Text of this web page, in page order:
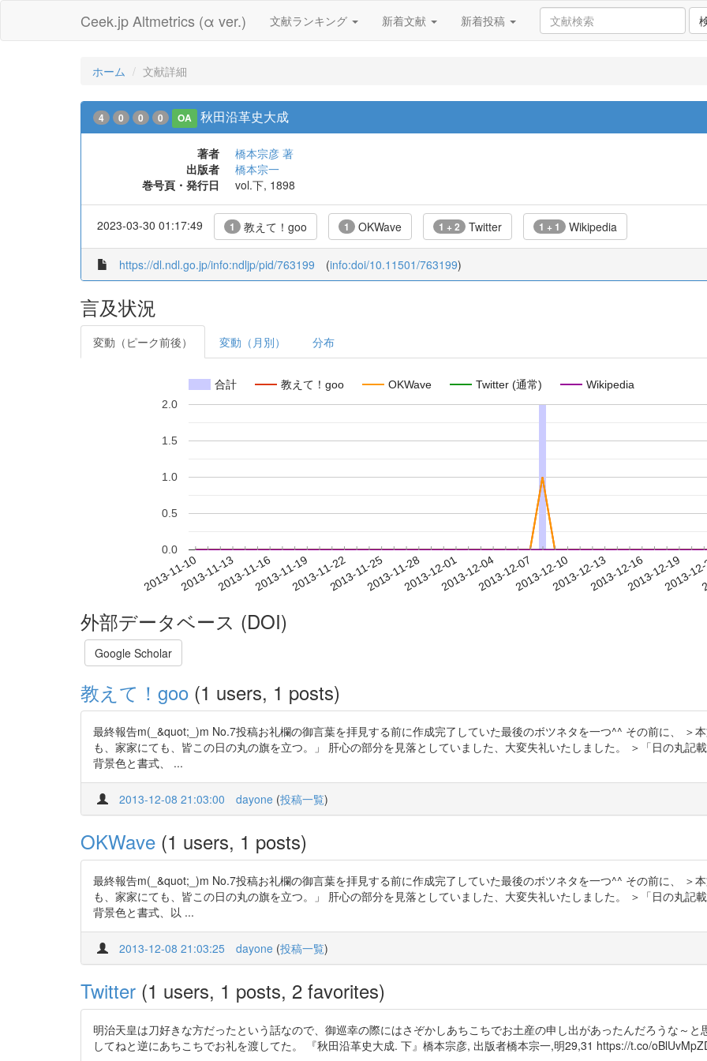
Ceek.jp Altmetrics (α ver.) 文献ランキング 新着文献 新着投稿
ホーム 文献詳細
4 0 0 0 OA 秋田沿革史大成
著者
橋本宗彦 著
出版者
橋本宗一
巻号頁・発行日
vol.下, 1898
2023-03-30 01:17:49 1 教えて！goo 1 OKWave 1 + 2 Twitter 1 + 1 Wikipedia
https://dl.ndl.go.jp/info:ndljp/pid/763199 (info:doi/10.11501/763199)
言及状況
変動（ピーク前後） 変動（月別） 分布
合計 教えて！goo OKWave Twitter (通常) Wikipedia
2013-11-102013-11-132013-11-162013-11-192013-11-222013-11-252013-11-282013-12-012013-12-042013-12-072013-12-102013-12-132013-12-162013-12-19
2013-
0.0
0.5
1.0
1.5
2.0
外部データベース (DOI)
Google Scholar
教えて！goo (1 users, 1 posts)
最終報告m(_&quot;_)m No.7投稿お礼欄の御言葉を拝見する前に作成完了していた最後のボツネタを一つ^^ その前に、 ＞
も、家家にても、皆この日の丸の旗を立つ。」 肝心の部分を見落としていました、大変失礼いたしました。 ＞「日の丸記
背景色と書式、 ...
2013-12-08 21:03:00 dayone (投稿一覧)
OKWave (1 users, 1 posts)
最終報告m(_&quot;_)m No.7投稿お礼欄の御言葉を拝見する前に作成完了していた最後のボツネタを一つ^^ その前に、 ＞
も、家家にても、皆この日の丸の旗を立つ。」 肝心の部分を見落としていました、大変失礼いたしました。 ＞「日の丸記
背景色と書式、以 ...
2013-12-08 21:03:25 dayone (投稿一覧)
Twitter (1 users, 1 posts, 2 favorites)
明治天皇は刀好きな方だったという話なので、御巡幸の際にはさぞかしあちこちでお土産の申し出があったんだろうな～
してねと逆にあちこちでお礼を渡してた。 『秋田沿革史大成. 下』橋本宗彦, 出版者橋本宗一,明29,31 https://t.co/